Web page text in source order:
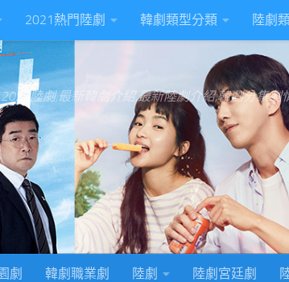
2021熱門陸劇 韓劇類型分類 陸劇
陸劇,最新韓劇介紹,最新陸劇介紹,韓劇分集劇
劇 韓劇職業劇 陸劇 陸劇宮廷劇